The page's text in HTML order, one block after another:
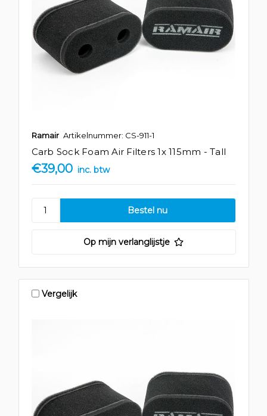
Ramair Artikelnummer: CS-911-1
Carb Sock Foam Air Filters 1x 115mm - Tall
€39,00 inc. btw
Op mijn verlanglijstje
Vergelijk